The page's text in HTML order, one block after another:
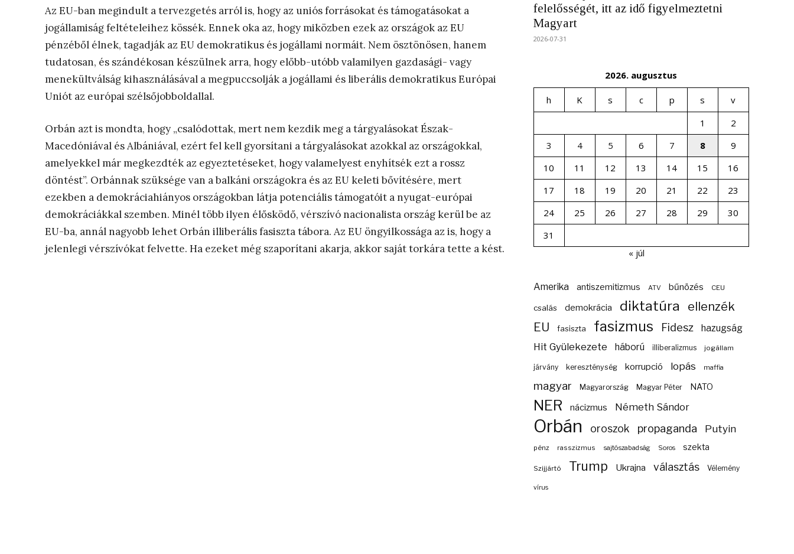
Az EU-ban megindult a tervezgetés arról is, hogy az uniós forrásokat és támogatásokat a
jogállamiság feltételeihez kössék. Ennek oka az, hogy miközben ezek az országok az EU
pénzéből élnek, tagadják az EU demokratikus és jogállami normáit. Nem ösztönösen, hanem
tudatosan, és szándékosan készülnek arra, hogy előbb-utóbb valamilyen gazdasági- vagy
menekültválság kihasználásával a megpuccsolják a jogállami és liberális demokratikus Európai
Uniót az európai szélsőjobboldallal.
Orbán azt is mondta, hogy „csalódottak, mert nem kezdik meg a tárgyalásokat Észak-
Macedóniával és Albániával, ezért fel kell gyorsítani a tárgyalásokat azokkal az országokkal,
amelyekkel már megkezdték az egyeztetéseket, hogy valamelyest enyhítsék ezt a rossz
döntést”. Orbánnak szüksége van a balkáni országokra és az EU keleti bővítésére, mert
ezekben a demokráciahiányos országokban látja potenciális támogatóit a nyugat-európai
demokráciákkal szemben. Minél több ilyen élősködő, vérszívó nacionalista ország kerül be az
EU-ba, annál nagyobb lehet Orbán illiberális fasiszta tábora. Az EU öngyilkossága az is, hogy a
jelenlegi vérszívókat felvette. Ha ezeket még szaporítani akarja, akkor saját torkára tette a kést.
felelősségét, itt az idő figyelmeztetni
Magyart
2026-07-31
2026. augusztus
h K s c p s
v
1
2
3
4 5 6 7 8
9
10
11 12 13 14 15
16
17
18 19 20 21 22
23
24
25 26 27 28 29
30
31
« júl
Amerika antiszemitizmus ATV bűnözés CEU
csalás demokrácia diktatúra ellenzék
EU fasiszta fasizmus Fidesz hazugság
Hit Gyülekezete háború illiberalizmus jogállam
járvány kereszténység korrupció lopás maffia
magyar Magyarország Magyar Péter NATO
NER nácizmus Németh Sándor
Orbán oroszok propaganda Putyin
pénz rasszizmus sajtószabadság Soros szekta
Szijjártó Trump Ukrajna választás Vélemény
vírus